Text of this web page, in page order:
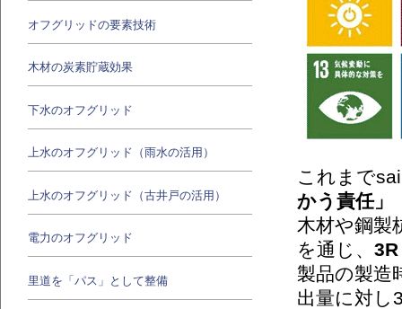
これまで
かう責任」
木材や鋼製
を通じ、 3R
製品の製造
出量に対し
オフグリッドの要素技術
木材の炭素貯蔵効果
下水のオフグリッド
上水のオフグリッド（雨水の活用）
上水のオフグリッド（古井戸の活用）
電力のオフグリッド
里道を「パス」として整備